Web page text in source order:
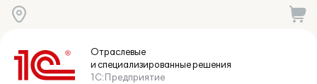
Отраслевые
и специализированныерешения
1С:Предприятие